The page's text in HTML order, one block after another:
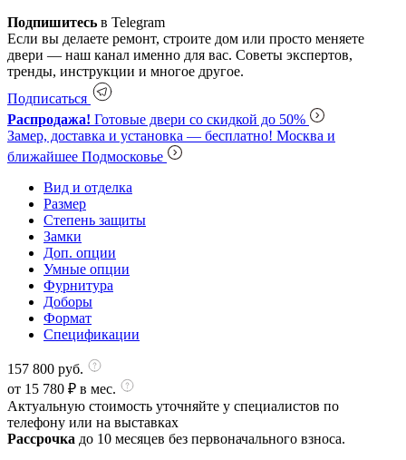
Подпишитесь в Telegram
Если вы делаете ремонт, строите дом или просто меняете
двери — наш канал именно для вас. Советы экспертов,
тренды, инструкции и многое другое.
Подписаться
Распродажа! Готовые двери со скидкой до 50%
Замер, доставка и установка — бесплатно! Москва и
ближайшее Подмосковье
Вид и отделка
Размер
Степень защиты
Замки
Доп. опции
Умные опции
Фурнитура
Доборы
Формат
Спецификации
157 800 руб.
от 15 780 ₽ в мес.
Актуальную стоимость уточняйте у специалистов по
телефону или на выставках
Рассрочка до 10 месяцев без первоначального взноса.